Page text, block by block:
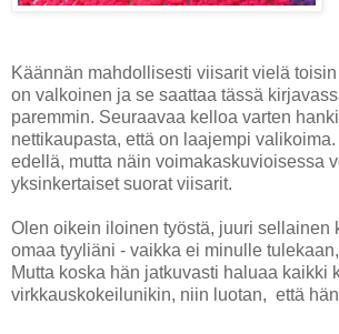
Käännän mahdollisesti viisarit vielä
on valkoinen ja se saattaa tässä
paremmin. Seuraavaa kelloa varten
nettikaupasta, että on laajempi
edellä, mutta näin voimakaskuvioisessa
yksinkertaiset suorat viisarit.
Olen oikein iloinen työstä, juuri sellainen
omaa tyyliäni - vaikka ei minulle
Mutta koska hän jatkuvasti haluaa kaikki
virkkauskokeilunikin, niin luotan, että